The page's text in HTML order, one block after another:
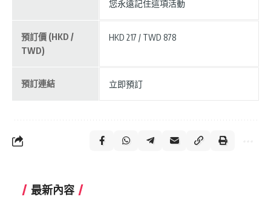
您永遠記住這項活動
預訂價 (HKD /
TWD)
HKD 217 / TWD 878
預訂連結 立即預訂
最新內容